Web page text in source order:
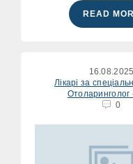
READ
16.08.2025
Лікарі за
0